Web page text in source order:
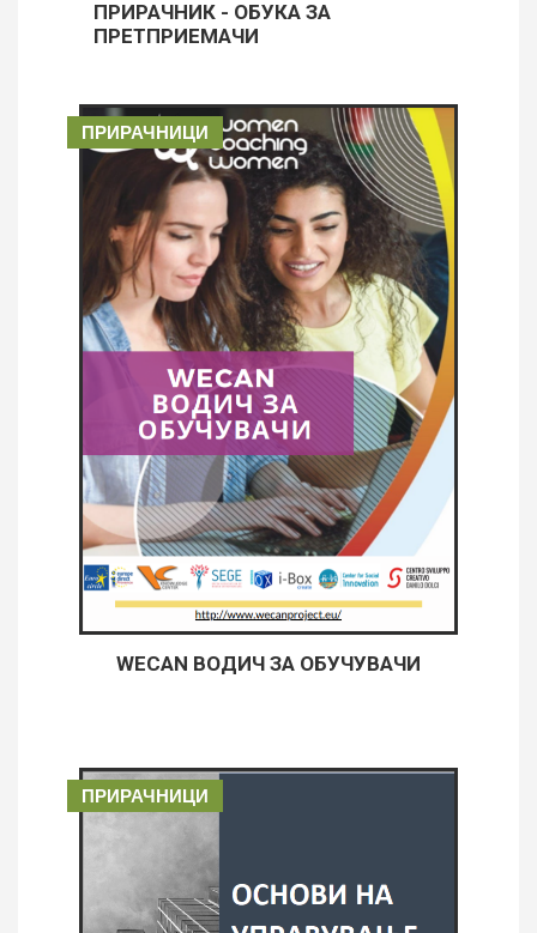
ПРИРАЧНИК - ОБУКА ЗА
ПРЕТПРИЕМАЧИ
ПРИРАЧНИЦИ
WECAN ВОДИЧ ЗА ОБУЧУВАЧИ
ПРИРАЧНИЦИ